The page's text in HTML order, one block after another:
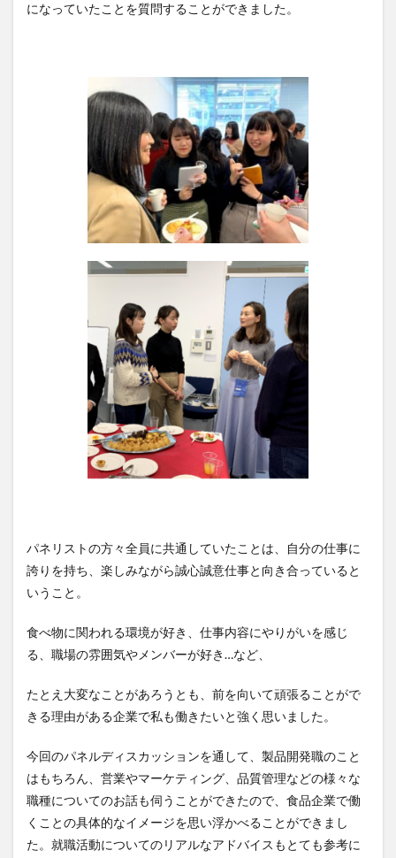
になっていたことを質問することができました。
パネリストの方々全員に共通していたことは、自分の仕事に
誇りを持ち、楽しみながら誠心誠意仕事と向き合っていると
いうこと。
食べ物に関われる環境が好き、仕事内容にやりがいを感じ
る、職場の雰囲気やメンバーが好き…など、
たとえ大変なことがあろうとも、前を向いて頑張ることがで
きる理由がある企業で私も働きたいと強く思いました。
今回のパネルディスカッションを通して、製品開発職のこと
はもちろん、営業やマーケティング、品質管理などの様々な
職種についてのお話も伺うことができたので、食品企業で働
くことの具体的なイメージを思い浮かべることができまし
た。就職活動についてのリアルなアドバイスもとても参考に